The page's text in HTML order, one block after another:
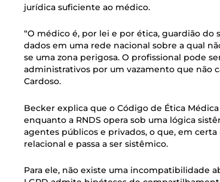
jurídica suficiente ao médico.
“O médico é, por lei e por ética, guardião
dados em uma rede nacional sobre a qual
se uma zona perigosa. O profissional pode
administrativos por um vazamento que não
Cardoso.
Becker explica que o Código de Ética
enquanto a RNDS opera sob uma lógica
agentes públicos e privados, o que, em
relacional e passa a ser sistêmico.
Para ele, não existe uma incompatibilidade